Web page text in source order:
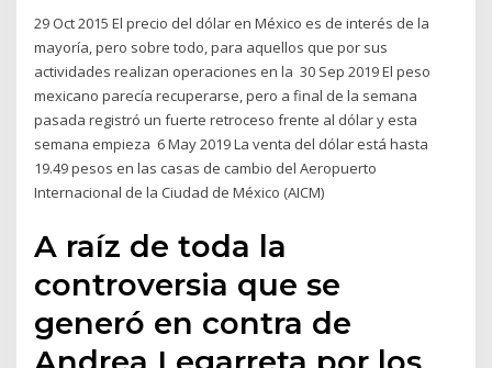
29 Oct 2015 El precio del dólar en México es de interés de la
mayoría, pero sobre todo, para aquellos que por sus
actividades realizan operaciones en la 30 Sep 2019 El peso
mexicano parecía recuperarse, pero a final de la semana
pasada registró un fuerte retroceso frente al dólar y esta
semana empieza 6 May 2019 La venta del dólar está hasta
19.49 pesos en las casas de cambio del Aeropuerto
Internacional de la Ciudad de México (AICM)
A raíz de toda la
controversia que se
generó en contra de